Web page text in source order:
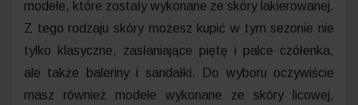
modele, które zostały wykonane ze skóry lakierowanej.
Z tego rodzaju skóry możesz kupić w tym sezonie nie
tylko klasyczne, zasłaniające piętę i palce czółenka,
ale także baleriny i sandałki. Do wyboru oczywiście
masz również modele wykonane ze skóry licowej,